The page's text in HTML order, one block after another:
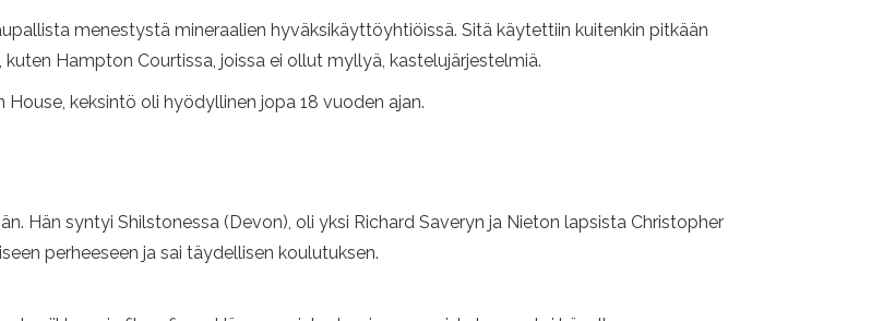
menestystä mineraalien hyväksikäyttöyhtiöissä. Sitä käytettiin kuitenkin pitkään
Hampton Courtissa, joissa ei ollut myllyä, kastelujärjestelmiä.
keksintö oli hyödyllinen jopa 18 vuoden ajan.
Hän syntyi Shilstonessa (Devon), oli yksi Richard Saveryn ja Nieton lapsista Christopher
perheeseen ja sai täydellisen koulutuksen.